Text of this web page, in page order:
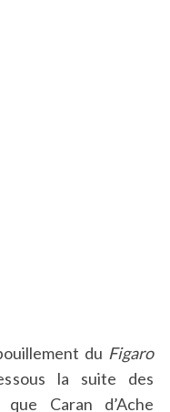
du Figaro
la suite des
que Caran d’Ache